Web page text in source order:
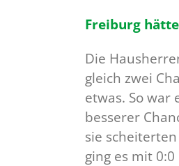
Freiburg
Die
gleich zwei
etwas. So war
besserer
sie
ging es mit